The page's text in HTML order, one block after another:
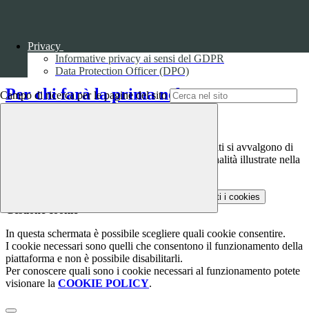
Privacy
Informative privacy ai sensi del GDPR
Data Protection Officer (DPO)
Campo di ricerca per le pagine del sito
Per chi farà la prima nel 2026
Questo sito o gli strumenti terzi da questo utilizzati si avvalgono di
cookie necessari al funzionamento ed utili alle finalità illustrate nella
Accetta tutti i cookies
Gestione cookie
In questa schermata è possibile scegliere quali cookie consentire.
I cookie necessari sono quelli che consentono il funzionamento della
piattaforma e non è possibile disabilitarli.
Per conoscere quali sono i cookie necessari al funzionamento potete
visionare la COOKIE POLICY.